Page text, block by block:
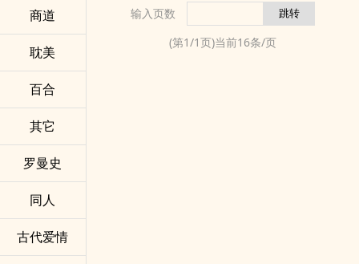
商道
耽美
百合
其它
罗曼史
同人
古代爱情
输入页数
(第1/1页)当前16条/页